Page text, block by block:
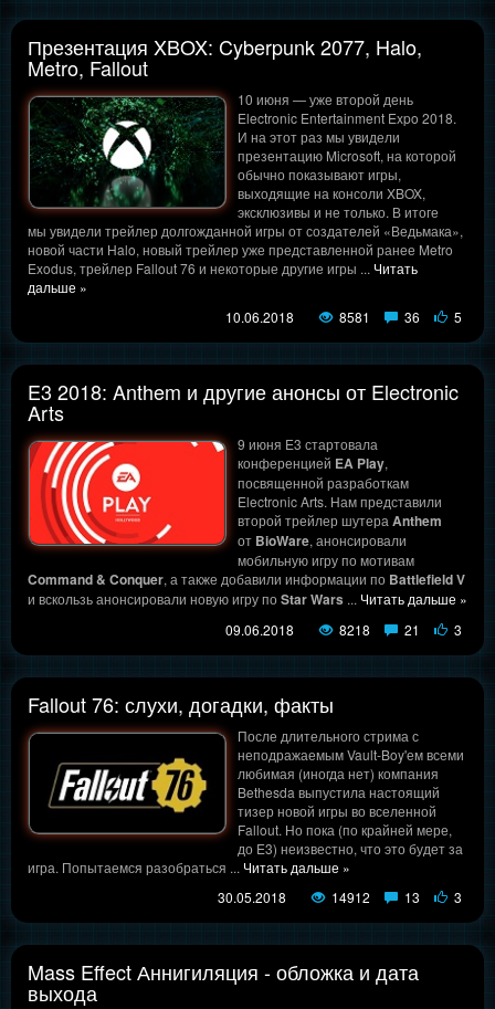
Презентация XBOX: Cyberpunk 2077, Halo,
Metro, Fallout
10 июня — уже второй день
Electronic Entertainment Expo 2018.
И на этот раз мы увидели
презентацию Microsoft, на которой
обычно показывают игры,
выходящие на консоли XBOX,
эксклюзивы и не только. В итоге
мы увидели трейлер долгожданной игры от создателей «Ведьмака»,
новой части Halo, новый трейлер уже представленной ранее Metro
Exodus, трейлер Fallout 76 и некоторые другие игры ... Читать
дальше »
10.06.2018
8581 36 5
E3 2018: Anthem и другие анонсы от Electronic
Arts
9 июня E3 стартовала
конференцией EA Play,
посвященной разработкам
Electronic Arts. Нам представили
второй трейлер шутера Anthem
от BioWare, анонсировали
мобильную игру по мотивам
Command & Conquer, а также добавили информации по Battlefield V
и вскользь анонсировали новую игру поStar Wars ... Читать дальше »
09.06.2018
8218 21 3
Fallout 76: слухи, догадки, факты
После длительного стрима с
неподражаемым Vault-Boy'ем всеми
любимая (иногда нет) компания
Bethesda выпустила настоящий
тизер новой игры во вселенной
Fallout. Но пока (по крайней мере,
до E3) неизвестно, что это будет за
игра. Попытаемся разобраться ... Читать дальше »
30.05.2018
14912 13 3
Mass Effect Аннигиляция - обложка и дата
выхода